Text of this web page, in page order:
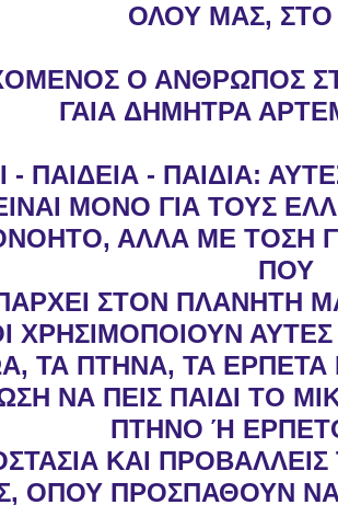
ΟΛΟΥ ΜΑΣ, ΣΤΟ
Ο ΑΝΘΡΩΠΟΣ
ΓΑΙΑ ΔΗΜΗΤΡΑ
- ΠΑΙΔΕΙΑ - ΠΑΙΔΙΑ:
ΜΟΝΟ ΓΙΑ ΤΟΥΣ
ΑΛΛΑ ΜΕ ΤΟΣΗ
ΠΟΥ
ΣΤΟΝ ΠΛΑΝΗΤΗ
ΧΡΗΣΙΜΟΠΟΙΟΥΝ ΑΥΤΕΣ
ΤΑ ΠΤΗΝΑ, ΤΑ ΕΡΠΕΤΑ
ΝΑ ΠΕΙΣ ΠΑΙΔΙ ΤΟ
ΠΤΗΝΟ Ή
ΚΑΙ
ΟΠΟΥ ΠΡΟΣΠΑΘΟΥΝ ΝΑ